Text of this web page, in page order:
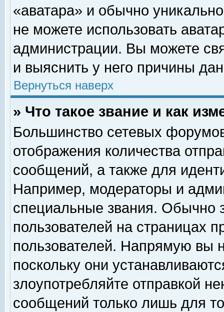
«аватара» и обычно
не можете использовать
администрации. Вы можете
и выяснить у него причины
Вернуться наверх
» Что такое звание и как
Большинство сетевых
отображения количества
сообщений, а также для
Например, модераторы и
специальные звания. Обычно
пользователей на страницах
пользователей. Напрямую вы
поскольку они
злоупотребляйте отправкой
сообщений только лишь для